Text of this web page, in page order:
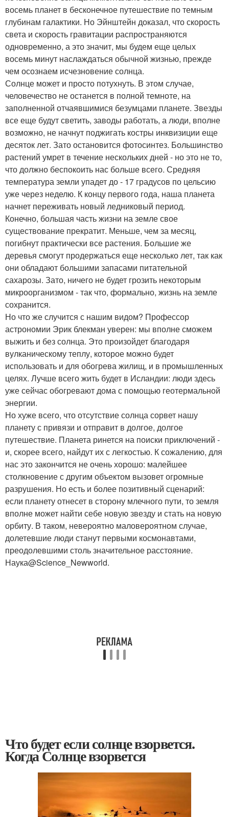
восемь планет в бесконечное путешествие по темным
глубинам галактики. Но Эйнштейн доказал, что скорость
света и скорость гравитации распространяются
одновременно, а это значит, мы будем еще целых
восемь минут наслаждаться обычной жизнью, прежде
чем осознаем исчезновение солнца.
Солнце может и просто потухнуть. В этом случае,
человечество не останется в полной темноте, на
заполненной отчаявшимися безумцами планете. Звезды
все еще будут светить, заводы работать, а люди, вполне
возможно, не начнут поджигать костры инквизиции еще
десяток лет. Зато остановится фотосинтез. Большинство
растений умрет в течение нескольких дней - но это не то,
что должно беспокоить нас больше всего. Средняя
температура земли упадет до - 17 градусов по цельсию
уже через неделю. К концу первого года, наша планета
начнет переживать новый ледниковый период.
Конечно, большая часть жизни на земле свое
существование прекратит. Меньше, чем за месяц,
погибнут практически все растения. Большие же
деревья смогут продержаться еще несколько лет, так как
они обладают большими запасами питательной
сахарозы. Зато, ничего не будет грозить некоторым
микроорганизмом - так что, формально, жизнь на земле
сохранится.
Но что же случится с нашим видом? Профессор
астрономии Эрик блекман уверен: мы вполне сможем
выжить и без солнца. Это произойдет благодаря
вулканическому теплу, которое можно будет
использовать и для обогрева жилищ, и в промышленных
целях. Лучше всего жить будет в Исландии: люди здесь
уже сейчас обогревают дома с помощью геотермальной
энергии.
Но хуже всего, что отсутствие солнца сорвет нашу
планету с привязи и отправит в долгое, долгое
путешествие. Планета ринется на поиски приключений -
и, скорее всего, найдут их с легкостью. К сожалению, для
нас это закончится не очень хорошо: малейшее
столкновение с другим объектом вызовет огромные
разрушения. Но есть и более позитивный сценарий:
если планету отнесет в сторону млечного пути, то земля
вполне может найти себе новую звезду и стать на новую
орбиту. В таком, невероятно маловероятном случае,
долетевшие люди станут первыми космонавтами,
преодолевшими столь значительное расстояние.
Наука@Science_Newworld.
Что будет если солнце взорвется.
Когда Солнце взорвется